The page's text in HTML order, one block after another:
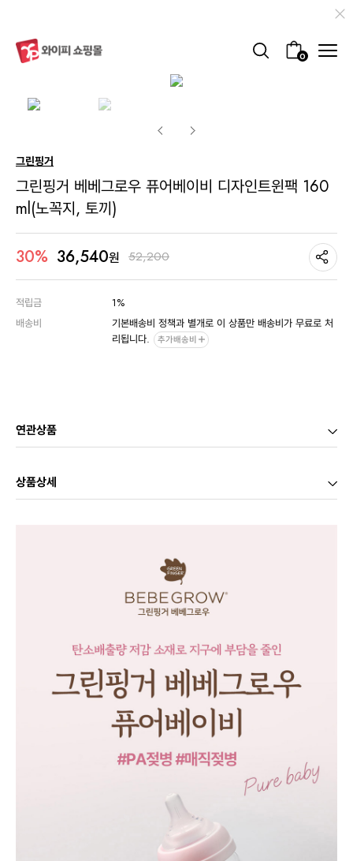
0
그린핑거
그린핑거 베베그로우 퓨어베이비 디자인트윈팩 160
ml(노꼭지, 토끼)
30% 36,540원 52,200
적립금
1%
배송비
기본배송비 정책과 별개로 이 상품만 배송비가 무료로 처
리됩니다.
추가배송비
연관상품
상품상세